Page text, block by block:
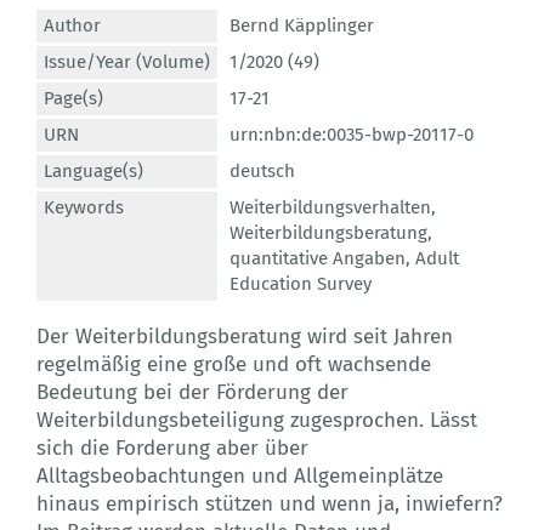
Author
Bernd Käpplinger
Issue/Year (Volume)
1/2020 (49)
Page(s)
17-21
URN
urn:nbn:de:0035-bwp-20117-0
Language(s)
deutsch
Keywords
Weiterbildungsverhalten,
Weiterbildungsberatung,
quantitative Angaben, Adult
Education Survey
Der Weiterbildungsberatung wird seit Jahren
regelmäßig eine große und oft wachsende
Bedeutung bei der Förderung der
Weiterbildungsbeteiligung zugesprochen. Lässt
sich die Forderung aber über
Alltagsbeobachtungen und Allgemeinplätze
hinaus empirisch stützen und wenn ja, inwiefern?